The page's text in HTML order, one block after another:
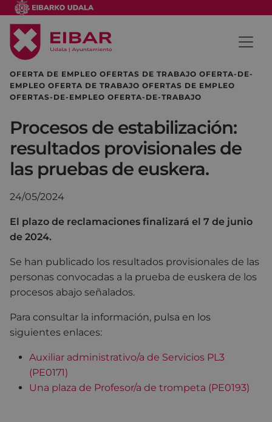
OFERTA DE EMPLEO OFERTAS DE TRABAJO OFERTA-DE-
EMPLEO OFERTA DE TRABAJO OFERTAS DE EMPLEO
OFERTAS-DE-EMPLEO OFERTA-DE-TRABAJO
Procesos de estabilización:
resultados provisionales de
las pruebas de euskera.
24/05/2024
El plazo de reclamaciones finalizará el 7 de junio
de 2024.
Se han publicado los resultados provisionales de las
personas convocadas a la prueba de euskera de los
procesos abajo señalados.
Para consultar la información, pulsa en los
siguientes enlaces:
Auxiliar administrativo/a de Servicios PL3
(PE0171)
Una plaza de Profesor/a de trompeta (PE0193)